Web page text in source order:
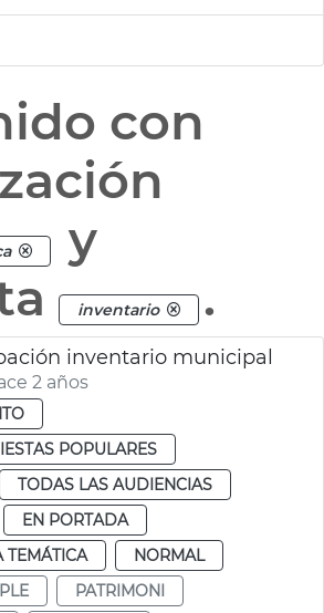
con
y
inventario .
inventario municipal
2 años
POPULARES
TODAS LAS AUDIENCIAS
EN PORTADA
TEMÁTICA
NORMAL
PLE
PATRIMONI